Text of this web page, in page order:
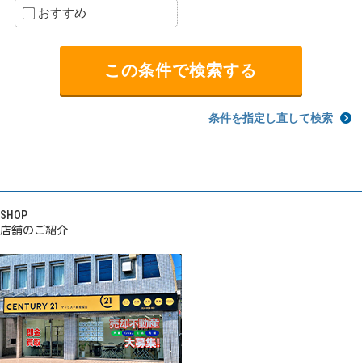
おすすめ
条件を指定し直して検索
SHOP
店舗のご紹介